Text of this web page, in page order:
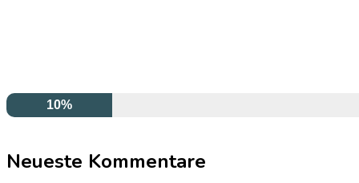
10%
Neueste Kommentare